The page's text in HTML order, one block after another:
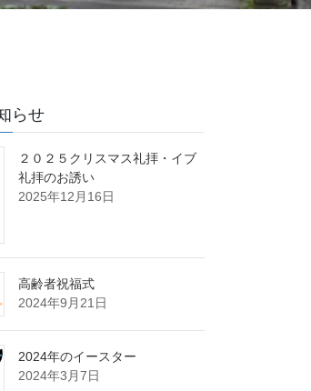
らせ
２０２５クリスマス礼拝・イブ
礼拝のお誘い
2025年12月16日
高齢者祝福式
2024年9月21日
2024年のイースター
2024年3月7日